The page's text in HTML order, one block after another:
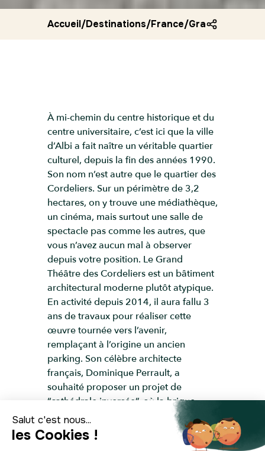
Accueil/Destinations/France/Grand theatre
À mi-chemin du centre historique et du
centre universitaire, c’est ici que la ville
d’Albi a fait naître un véritable quartier
culturel, depuis la fin des années 1990.
Son nom n’est autre que le quartier des
Cordeliers. Sur un périmètre de 3,2
hectares, on y trouve une médiathèque,
un cinéma, mais surtout une salle de
spectacle pas comme les autres, que
vous n’avez aucun mal à observer
depuis votre position. Le Grand
Théâtre des Cordeliers est un bâtiment
architectural moderne plutôt atypique.
En activité depuis 2014, il aura fallu 3
ans de travaux pour réaliser cette
œuvre tournée vers l’avenir,
remplaçant à l’origine un ancien
parking. Son célèbre architecte
français, Dominique Perrault, a
souhaité proposer un projet de
“cathédrale inversée”, où la brique,
symbolisée par la couleur rouge, se
trouve à l'intérieur, comme une
deuxième paroi. Un clin d'œil aux